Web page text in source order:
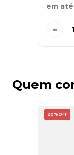
em até
－
Quem
20% OFF